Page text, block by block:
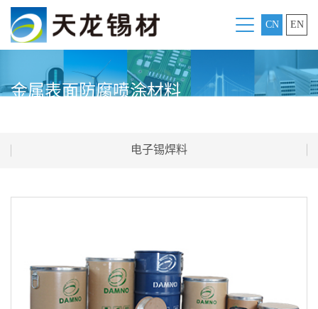
CN EN
金属表面防腐喷涂材料
电子锡焊料